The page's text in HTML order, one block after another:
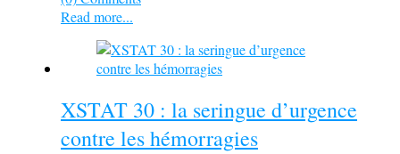
Read more...
XSTAT 30 : la seringue d’urgence
contre les hémorragies